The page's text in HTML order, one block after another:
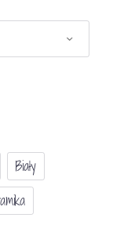
Biały